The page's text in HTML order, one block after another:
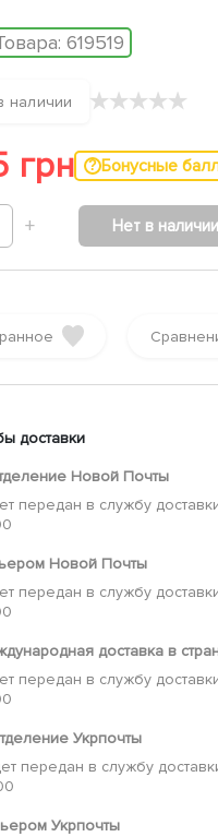
619519
наличии ★★★★★
грн Бонусные
+ Нет в наличии
доставки
Новой Почты
передан в службу
Новой Почты
передан в службу
доставка в
передан в службу
Укрпочты
передан в службу
Укрпочты